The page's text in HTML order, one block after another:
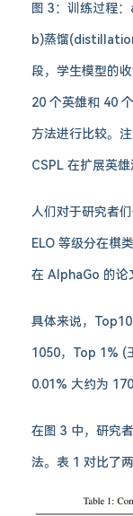
图 3：训练过程
b)蒸馏
段，学生模型的
20 个英雄和 40
方法进行比较。
CSPL 在扩展英
人们对于研究者
ELO 等级分在棋
在 AlphaGo 的论
具体来说，
1050，Top 1% (
0.01% 大约为
在图 3 中，研究
法。表 1 对比了